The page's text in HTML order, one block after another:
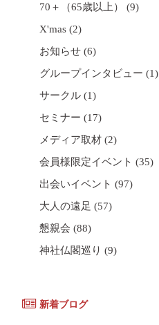
70＋（65歳以上）
(9)
X'mas(2)
お知らせ(6)
グループインタビュー (1)
サークル(1)
セミナー (17)
メディア取材(2)
会員様限定イベント (35)
出会いイベント (97)
大人の遠足 (57)
懇親会 (88)
神社仏閣巡り (9)
新着ブログ